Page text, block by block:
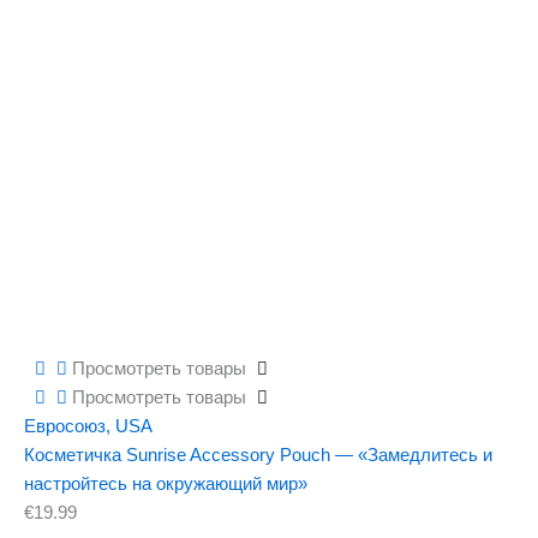
Просмотреть товары
Просмотреть товары
Евросоюз, USA
Косметичка Sunrise Accessory Pouch — «Замедлитесь и
настройтесь на окружающий мир»
€19.99